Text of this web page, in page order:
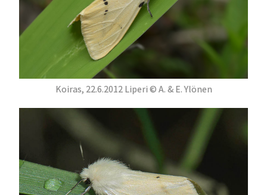
Koiras, 22.6.2012 Liperi © A. & E. Ylönen